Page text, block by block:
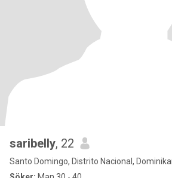
saribelly, 22
Santo Domingo, Distrito Nacional,